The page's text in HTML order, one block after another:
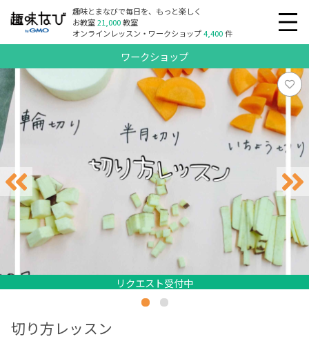
趣味とまなびで毎日を、もっと楽しく
お教室21,000教室
オンラインレッスン・ワークショップ4,400件
ワークショップ
リクエスト受付中
リクエスト受付中
リクエスト受付中
切り方レッスン